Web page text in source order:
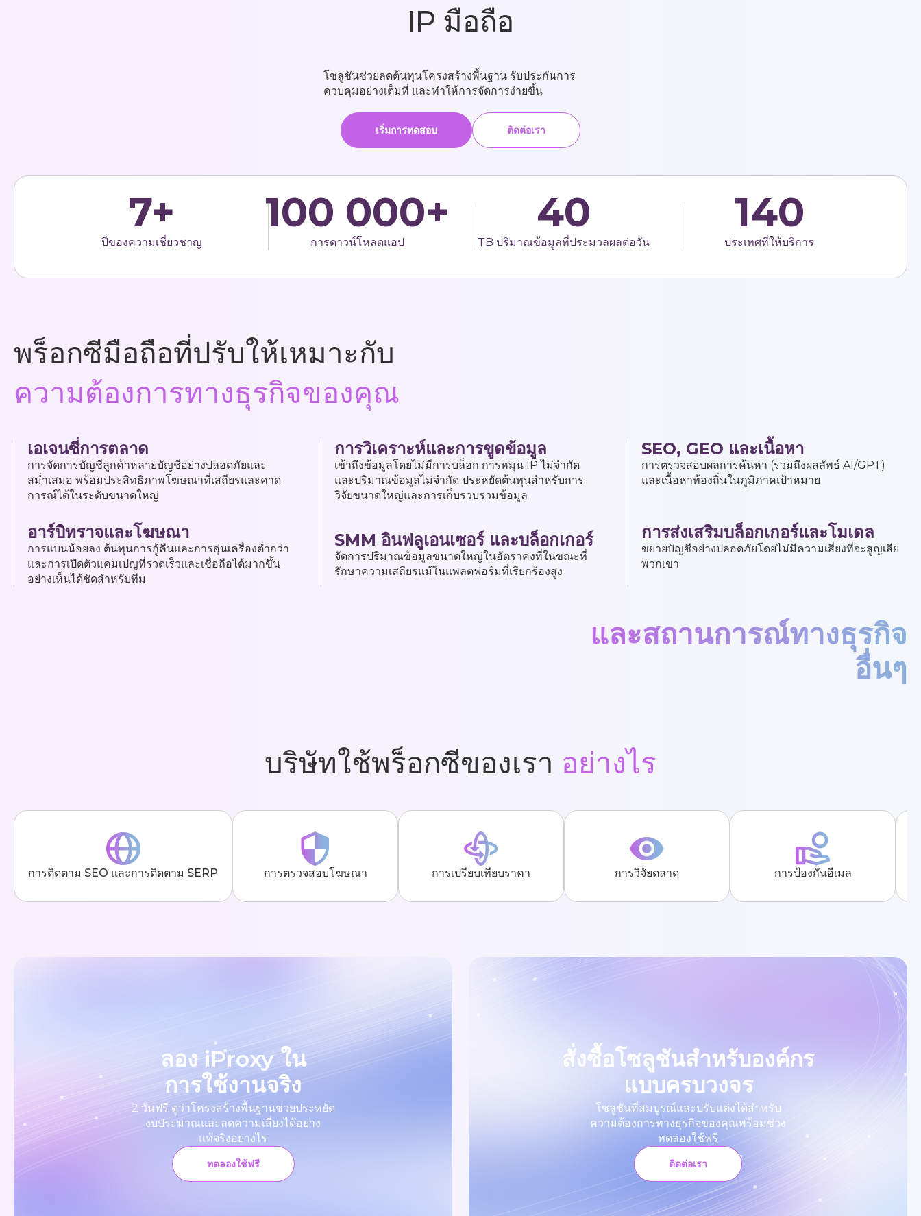
IP มือถือ
โซลูชันช่วยลดต้นทุนโครงสร้างพื้นฐาน รับประกันการ
ควบคุมอย่างเต็มที่ และทำให้การจัดการง่ายขึ้น
เริ่มการทดสอบ ติดต่อเรา
7+
ปีของความเชี่ยวชาญ
100 000+
การดาวน์โหลดแอป
40
TB ปริมาณข้อมูลที่ประมวลผลต่อวัน
140
ประเทศที่ให้บริการ
พร็อกซีมือถือที่ปรับให้เหมาะกับ
ความต้องการทางธุรกิจของคุณ
เอเจนซี่การตลาด
การจัดการบัญชีลูกค้าหลายบัญชีอย่างปลอดภัยและ
สม่ำเสมอ พร้อมประสิทธิภาพโฆษณาที่เสถียรและคาด
การณ์ได้ในระดับขนาดใหญ่
อาร์บิทราจและโฆษณา
การแบนน้อยลง ต้นทุนการกู้คืนและการอุ่นเครื่องต่ำกว่า
และการเปิดตัวแคมเปญที่รวดเร็วและเชื่อถือได้มากขึ้น
อย่างเห็นได้ชัดสำหรับทีม
การวิเคราะห์และการขูดข้อมูล
เข้าถึงข้อมูลโดยไม่มีการบล็อก การหมุน IP ไม่จำกัด
และปริมาณข้อมูลไม่จำกัด ประหยัดต้นทุนสำหรับการ
วิจัยขนาดใหญ่และการเก็บรวบรวมข้อมูล
SMM อินฟลูเอนเซอร์ และบล็อกเกอร์
จัดการปริมาณข้อมูลขนาดใหญ่ในอัตราคงที่ในขณะที่
รักษาความเสถียรแม้ในแพลตฟอร์มที่เรียกร้องสูง
SEO, GEO และเนื้อหา
การตรวจสอบผลการค้นหา (รวมถึงผลลัพธ์ AI/GPT)
และเนื้อหาท้องถิ่นในภูมิภาคเป้าหมาย
การส่งเสริมบล็อกเกอร์และโมเดล
ขยายบัญชีอย่างปลอดภัยโดยไม่มีความเสี่ยงที่จะสูญเสีย
พวกเขา
และสถานการณ์ทางธุรกิจ
อื่นๆ
บริษัทใช้พร็อกซีของเรา อย่างไร
การติดตาม SEO และการติดตาม SERP การตรวจสอบโฆษณา การเปรียบเทียบราคา การวิจัยตลาด การป้องกันอีเมล
ลอง iProxy ใน
การใช้งานจริง
2 วันฟรี ดูว่าโครงสร้างพื้นฐานช่วยประหยัด
งบประมาณและลดความเสี่ยงได้อย่าง
แท้จริงอย่างไร
ทดลองใช้ฟรี
สั่งซื้อโซลูชันสำหรับองค์กร
แบบครบวงจร
โซลูชันที่สมบูรณ์และปรับแต่งได้สำหรับ
ความต้องการทางธุรกิจของคุณพร้อมช่วง
ทดลองใช้ฟรี
ติดต่อเรา